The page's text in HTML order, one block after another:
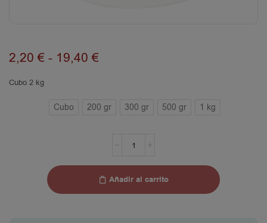
2,20 € - 19,40 €
Cubo 2 kg
Cubo 200 gr 300 gr 500 gr 1 kg
Añadir al carrito